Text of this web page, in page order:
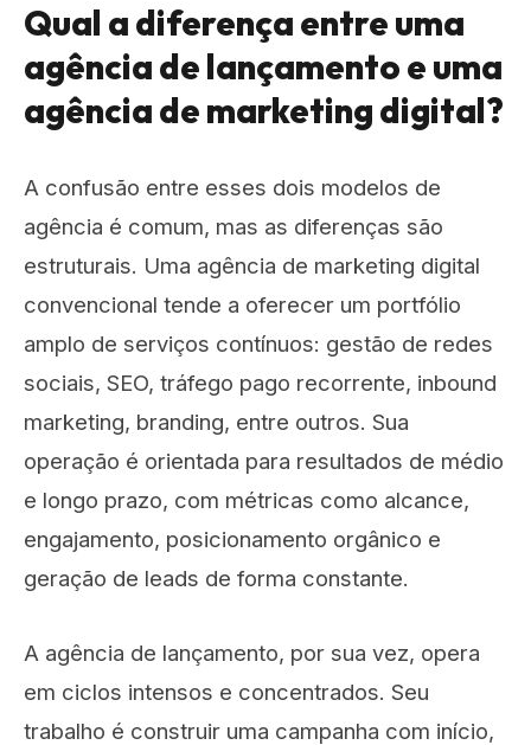
Qual a diferença entre uma
agência de lançamento e uma
agência de marketing digital?
A confusão entre esses dois modelos de
agência é comum, mas as diferenças são
estruturais. Uma agência de marketing digital
convencional tende a oferecer um portfólio
amplo de serviços contínuos: gestão de redes
sociais, SEO, tráfego pago recorrente, inbound
marketing, branding, entre outros. Sua
operação é orientada para resultados de médio
e longo prazo, com métricas como alcance,
engajamento, posicionamento orgânico e
geração de leads de forma constante.
A agência de lançamento, por sua vez, opera
em ciclos intensos e concentrados. Seu
trabalho é construir uma campanha com início,